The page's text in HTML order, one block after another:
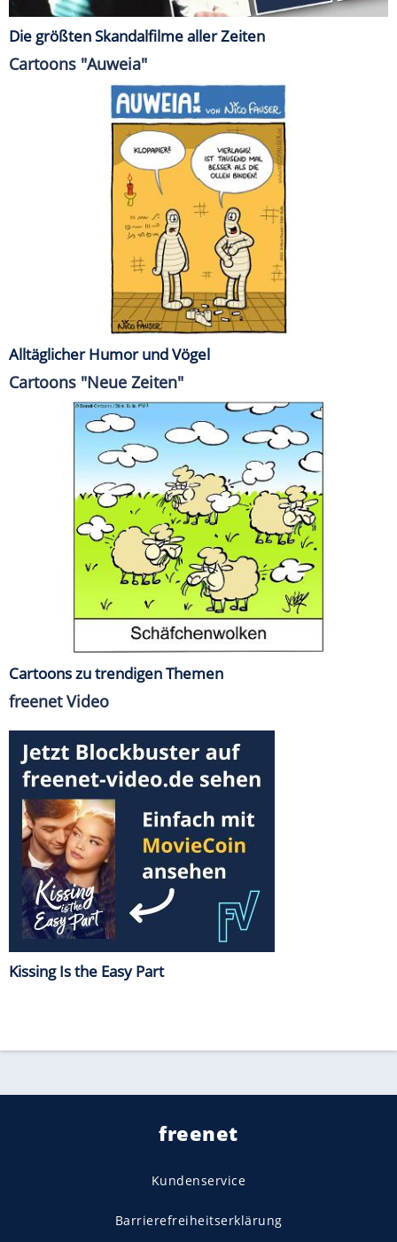
Die größten Skandalfilme aller Zeiten
Cartoons "Auweia"
Alltäglicher Humor und Vögel
Cartoons "Neue Zeiten"
Cartoons zu trendigen Themen
freenet Video
Kissing Is the Easy Part
freenet
Kundenservice
Barrierefreiheitserklärung